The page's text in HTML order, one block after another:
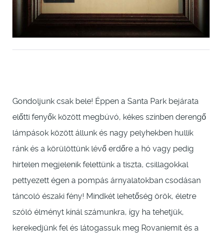
Gondoljunk csak bele! Éppen a Santa Park bejárata
előtti fenyők között megbúvó, kékes színben derengő
lámpások között állunk és nagy pelyhekben hullik
ránk és a körülöttünk lévő erdőre a hó vagy pedig
hirtelen megjelenik felettünk a tiszta, csillagokkal
pettyezett égen a pompás árnyalatokban csodásan
táncoló északi fény! Mindkét lehetőség örök, életre
szóló élményt kínál számunkra, így ha tehetjük,
kerekedjünk fel és látogassuk meg Rovaniemit és a